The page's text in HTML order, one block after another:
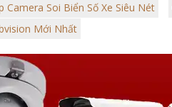
Camera Soi Biển Số Xe Siêu Nét
Mới Nhất